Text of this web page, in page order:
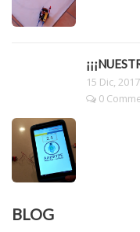
15 Dic, 2017
0
BLOG